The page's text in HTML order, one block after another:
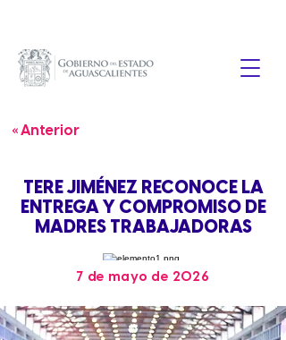
« Anterior
TERE JIMÉNEZ RECONOCE LA
ENTREGA Y COMPROMISO DE
MADRES TRABAJADORAS
7 de mayo de 2026